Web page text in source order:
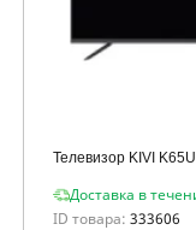
Телевизор KIVI
Доставка в
ID товара: 333606